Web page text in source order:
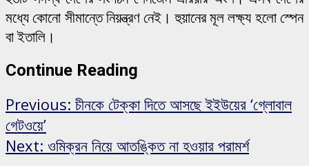
মধ্যে কোনো সীমান্তে নিয়ন্ত্রণ নেই। হুয়ানের মূল লক্ষ্য হলো স্পেন
বা ইতালি।
Continue Reading
Previous: চীনকে টেক্কা দিতে আসছে ইইউয়ের ‘গ্লোবাল
গেটওয়ে’
Next: ওমিক্রন নিয়ে আতঙ্কিত না হওয়ার পরামর্শ